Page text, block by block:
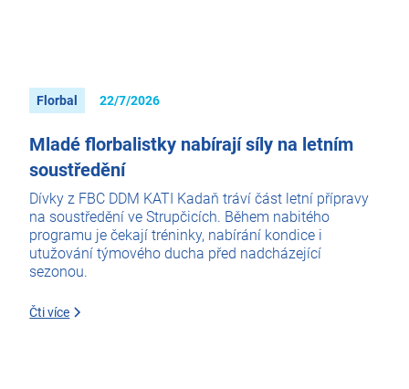
Florbal 22/7/2026
Mladé florbalistky nabírají síly na letním
soustředění
Dívky z FBC DDM KATI Kadaň tráví část letní přípravy
na soustředění ve Strupčicích. Během nabitého
programu je čekají tréninky, nabírání kondice i
utužování týmového ducha před nadcházející
sezonou.
Čti více